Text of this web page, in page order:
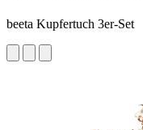
beeta Kupfertuch 3er-Set